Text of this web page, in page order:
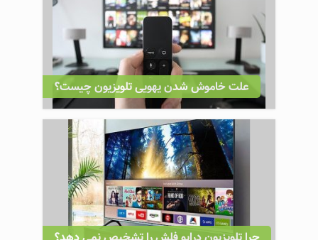
علت خاموش شدن یهویی تلویزیون چیست؟